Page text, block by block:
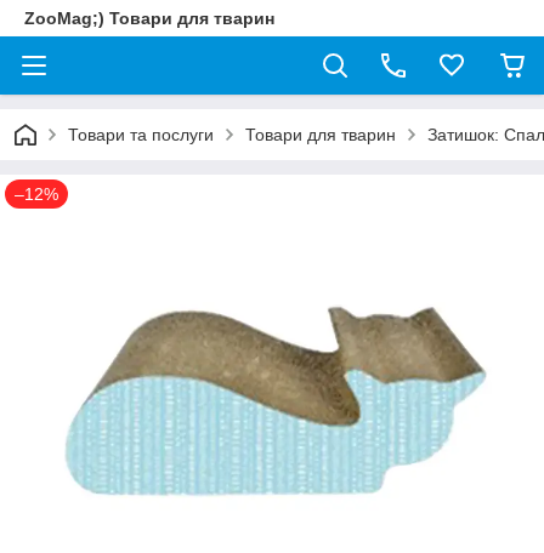
ZooMag;) Товари для тварин
Товари та послуги Товари для тварин Затишок:
–12%